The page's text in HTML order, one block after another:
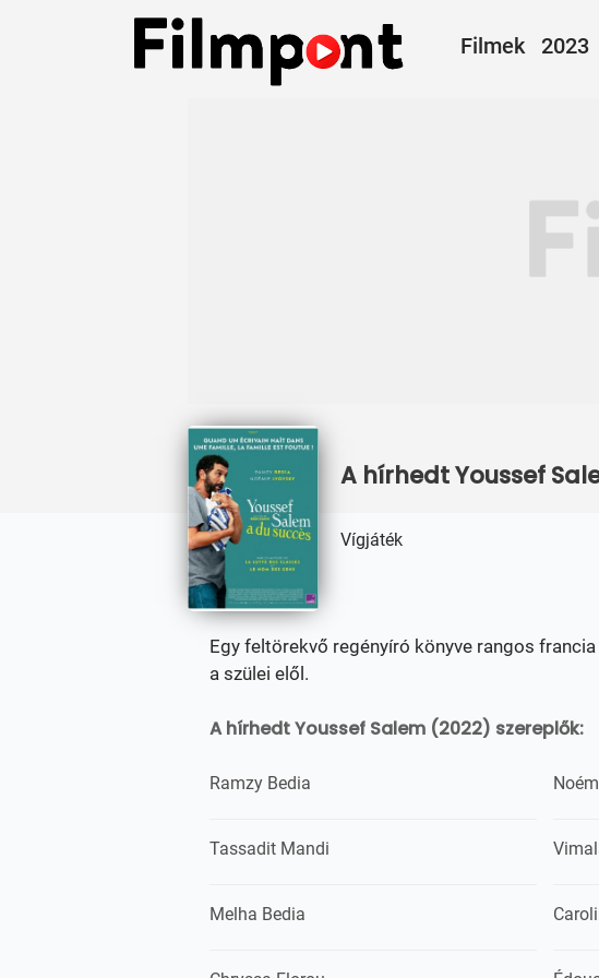
Filmek 2023
A hírhedt Youssef
Vígjáték
Egy feltörekvő regényíró könyve rangos
a szülei elől.
A hírhedt Youssef Salem (2022) szereplők:
Ramzy Bedia
Tassadit Mandi
Melha Bedia